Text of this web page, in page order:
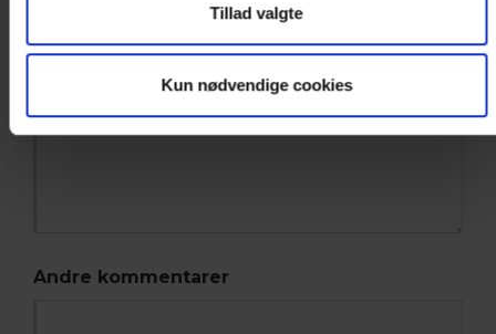
Tillad valgte
Kun nødvendige cookies
Bemærkninger til uddybning af forplejning
Andre kommentarer